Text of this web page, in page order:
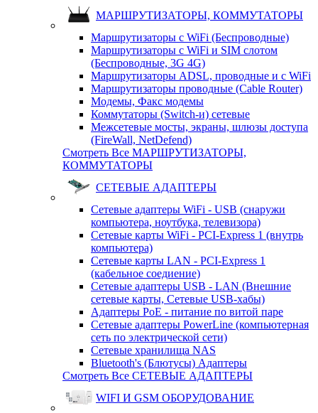
МАРШРУТИЗАТОРЫ, КОММУТАТОРЫ
Маршрутизаторы с WiFi (Беспроводные)
Маршрутизаторы с WiFi и SIM слотом
(Беспроводные, 3G 4G)
Маршрутизаторы ADSL, проводные и с WiFi
Маршрутизаторы проводные (Cable Router)
Модемы, Факс модемы
Коммутаторы (Switch-и) сетевые
Межсетевые мосты, экраны, шлюзы доступа
(FireWall, NetDefend)
Смотреть Все МАРШРУТИЗАТОРЫ,
КОММУТАТОРЫ
СЕТЕВЫЕ АДАПТЕРЫ
Сетевые адаптеры WiFi - USB (снаружи
компьютера, ноутбука, телевизора)
Сетевые карты WiFi - PCI-Express 1 (внутрь
компьютера)
Сетевые карты LAN - PCI-Express 1
(кабельное соедиение)
Сетевые адаптеры USB - LAN (Внешние
сетевые карты, Сетевые USB-хабы)
Адаптеры PoE - питание по витой паре
Сетевые адаптеры PowerLine (компьютерная
сеть по электрической сети)
Сетевые хранилища NAS
Bluetooth's (Блютусы) Адаптеры
Смотреть Все СЕТЕВЫЕ АДАПТЕРЫ
WIFI И GSM ОБОРУДОВАНИЕ